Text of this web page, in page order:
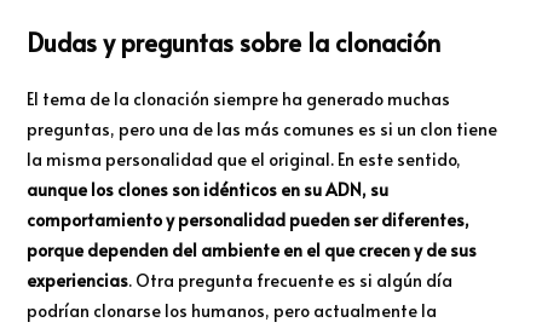
Dudas y preguntas sobre la clonación
El tema de la clonación siempre ha generado muchas
preguntas, pero una de las más comunes es si un clon tiene
la misma personalidad que el original. En este sentido,
aunque los clones son idénticos en su ADN, su
comportamiento y personalidad pueden ser diferentes,
porque dependen del ambiente en el que crecen y de sus
experiencias. Otra pregunta frecuente es si algún día
podrían clonarse los humanos, pero actualmente la